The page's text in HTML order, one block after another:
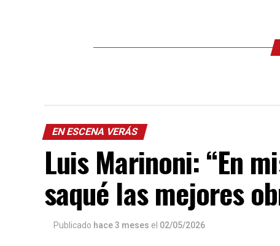
EN ESCENA VERÁS
Luis Marinoni: “En
saqué las mejores
Publicado hace 3 meses el 02/05/2026